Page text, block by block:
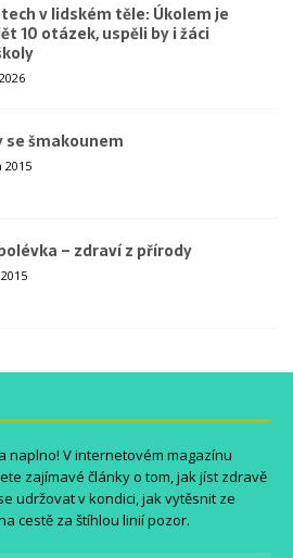
v lidském těle: Úkolem je
10 otázek, uspěli by i žáci
se šmakounem
2015
– zdraví z přírody
naplno! V internetovém magazínu
zajímavé články o tom, jak jíst zdravě
udržovat v kondici, jak vytěsnit ze
cestě za štíhlou linií pozor.